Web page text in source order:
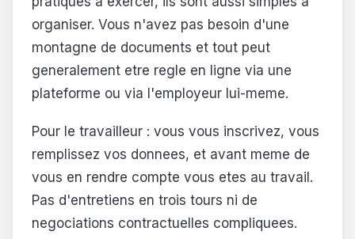
organiser. Vous n'avez pas besoin d'une
montagne de documents et tout peut
generalement etre regle en ligne via une
plateforme ou via l'employeur lui-meme.
Pour le travailleur : vous vous inscrivez, vous
remplissez vos donnees, et avant meme de
vous en rendre compte vous etes au travail.
Pas d'entretiens en trois tours ni de
negociations contractuelles compliquees.